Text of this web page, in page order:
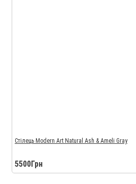
Стілець Modern Art Natural Ash & Ameli Gray
5500Грн